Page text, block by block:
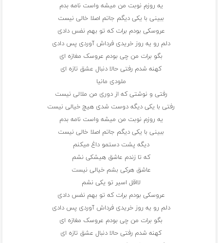
یه روزم نوبت من میشه واست نامه بدم
ببینی با یکی دیگم جاتم اصلا خالی نیست
عروسکی بودم برات که تو بهم نفس دادی
دلم رو یه روز خریدی فرداش آوردی پس دادی
بگو برات من چی بودم عروسک مغازه ای
کهنه شدم رفتی حالا دنبال عشق تازه ای
ملودی مانیا
رفتی و نوشتی که از دوری من ملالی نیست
رفتی با یکی دیگه دوست شدی هیچ خیالی نیست
یه روزم نوبت من میشه واست نامه بدم
ببینی با یکی دیگم جاتم اصلا خالی نیست
دیگه پشت دستمو داغ میکنم
که تا زندم عاشق هیشکی نشم
عاشق هرکی بشم خیالی نیست
لااقل اسیر تو یکی نشم
عروسکی بودم برات که تو بهم نفس دادی
دلم رو یه روز خریدی فرداش آوردی پس دادی
بگو برات من چی بودم عروسک مغازه ای
کهنه شدم رفتی حالا دنبال عشق تازه ای